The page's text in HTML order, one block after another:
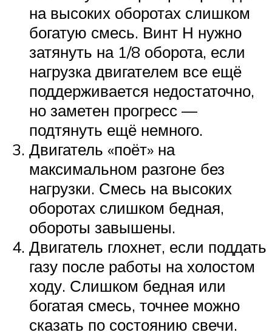
на высоких оборотах слишком
богатую смесь. Винт Н нужно
затянуть на 1/8 оборота, если
нагрузка двигателем все ещё
поддерживается недостаточно,
но заметен прогресс —
подтянуть ещё немного.
Двигатель «поёт» на
максимальном разгоне без
нагрузки. Смесь на высоких
оборотах слишком бедная,
обороты завышены.
Двигатель глохнет, если поддать
газу после работы на холостом
ходу. Слишком бедная или
богатая смесь, точнее можно
сказать по состоянию свечи.